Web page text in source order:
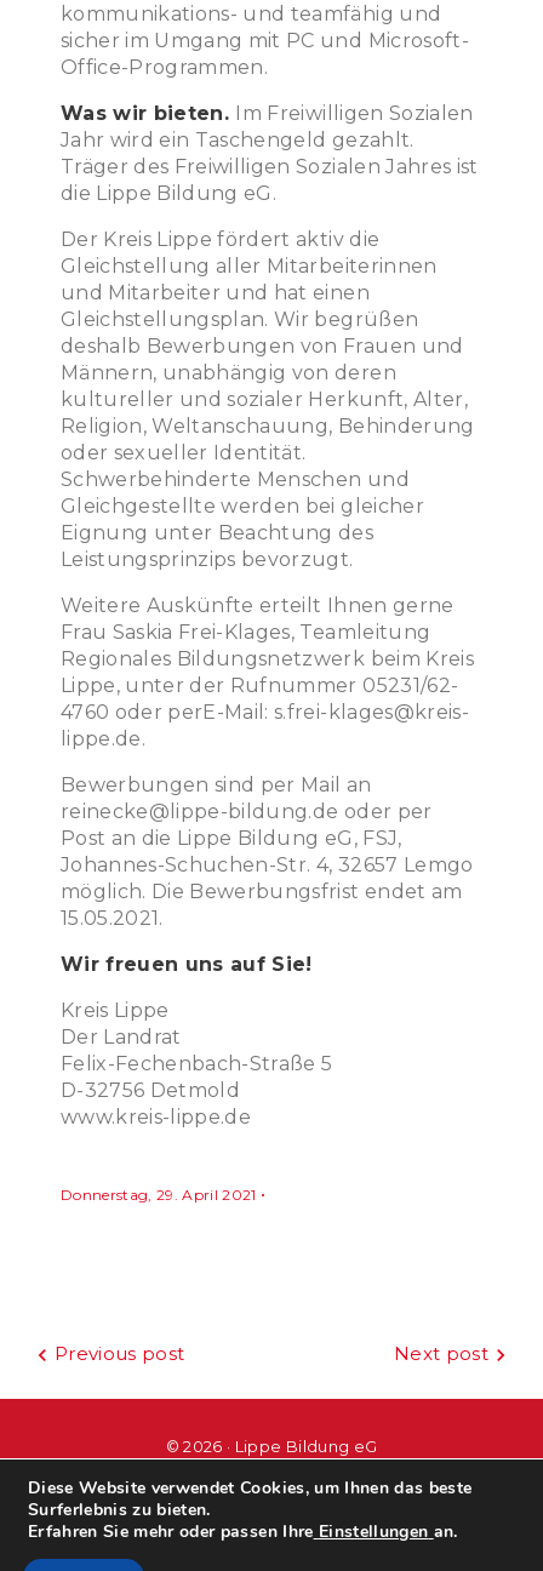
kommunikations- und teamfähig und
sicher im Umgang mit PC und Microsoft-
Office-Programmen.
Was wir bieten. Im Freiwilligen Sozialen
Jahr wird ein Taschengeld gezahlt.
Träger des Freiwilligen Sozialen Jahres ist
die Lippe Bildung eG.
Der Kreis Lippe fördert aktiv die
Gleichstellung aller Mitarbeiterinnen
und Mitarbeiter und hat einen
Gleichstellungsplan. Wir begrüßen
deshalb Bewerbungen von Frauen und
Männern, unabhängig von deren
kultureller und sozialer Herkunft, Alter,
Religion, Weltanschauung, Behinderung
oder sexueller Identität.
Schwerbehinderte Menschen und
Gleichgestellte werden bei gleicher
Eignung unter Beachtung des
Leistungsprinzips bevorzugt.
Weitere Auskünfte erteilt Ihnen gerne
Frau Saskia Frei-Klages, Teamleitung
Regionales Bildungsnetzwerk beim Kreis
Lippe, unter der Rufnummer 05231/62-
4760 oder perE-Mail: s.frei-klages@kreis-
lippe.de.
Bewerbungen sind per Mail an
reinecke@lippe-bildung.de oder per
Post an die Lippe Bildung eG, FSJ,
Johannes-Schuchen-Str. 4, 32657 Lemgo
möglich. Die Bewerbungsfrist endet am
15.05.2021.
Wir freuen uns auf Sie!
Kreis Lippe
Der Landrat
Felix-Fechenbach-Straße 5
D-32756 Detmold
www.kreis-lippe.de
Donnerstag, 29. April 2021
Beitragsnavigation
Previous post Next post
© 2026 · Lippe Bildung eG
#wirlebenbildung
Diese Website verwendet Cookies, um Ihnen das beste
Surferlebnis zu bieten.
Erfahren Sie mehr oder passen Ihre Einstellungen an.